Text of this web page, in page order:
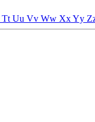
Tt Uu Vv Ww XxYy